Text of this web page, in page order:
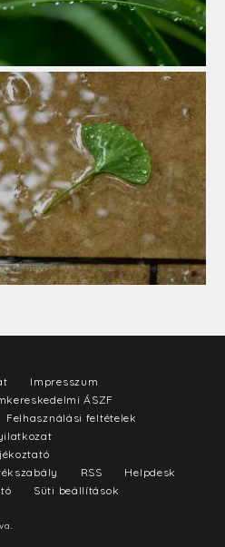
Impresszum
ÁSZF
Felhasználási feltételek
RSS
Helpdesk
Süti beállítások